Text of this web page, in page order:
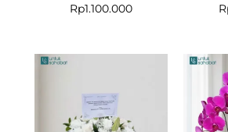
Rp1.100.000